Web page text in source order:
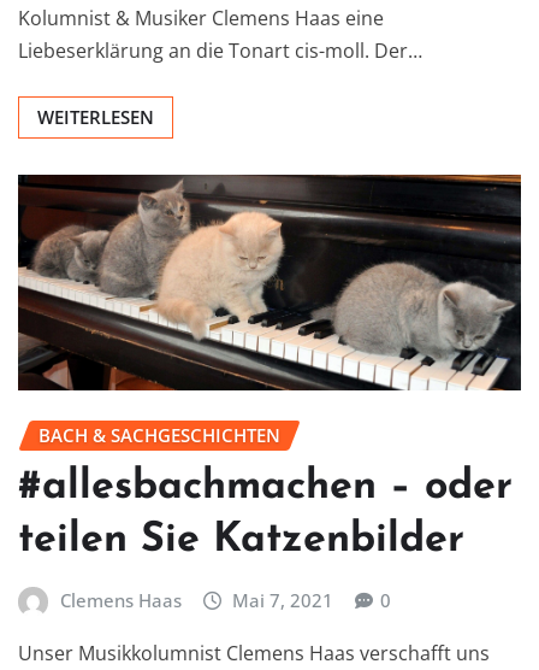
Kolumnist & Musiker Clemens Haas eine
Liebeserklärung an die Tonart cis-moll. Der…
WEITERLESEN
BACH & SACHGESCHICHTEN
#allesbachmachen – oder
teilen Sie Katzenbilder
Clemens Haas Mai 7, 2021 0
Unser Musikkolumnist Clemens Haas verschafft uns